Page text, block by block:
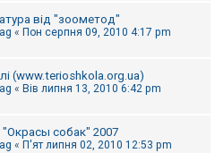
від "зоометод"
« Пон серпня 09, 2010 4:17 pm
(www.terioshkola.org.ua)
« Вів липня 13, 2010 6:42 pm
собак" 2007
« П'ят липня 02, 2010 12:53 pm